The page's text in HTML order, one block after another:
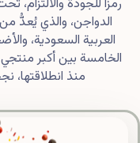
رمزًا للجودة
الدواجن، والذي يُعدُّ
العربية السعودية،
الخامسة بين أكبر
منذ انطلاقتها،